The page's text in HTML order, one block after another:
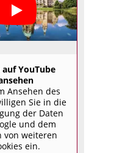
auf YouTube
Ansehen des
Sie in die
der Daten
und dem
von weiteren
ein.